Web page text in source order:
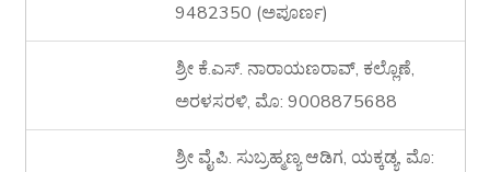
9482350 (ಅಪೂರ್ಣ)
ಶ್ರೀ ಕೆ.ಎಸ್. ನಾರಾಯಣರಾವ್, ಕಲ್ಲೊಣೆ,
ಅರಳಸರಳಿ, ಮೊ: 9008875688
ಶ್ರೀ ವೈ.ಪಿ. ಸುಬ್ರಹ್ಮಣ್ಯ ಆಡಿಗ, ಯಕ್ಕಡ್ಯ, ಮೊ: